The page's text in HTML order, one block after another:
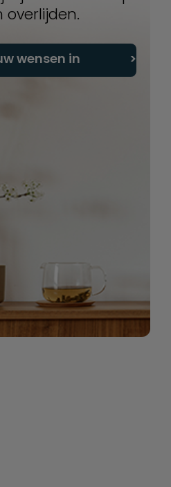
overlijden.
wensen in